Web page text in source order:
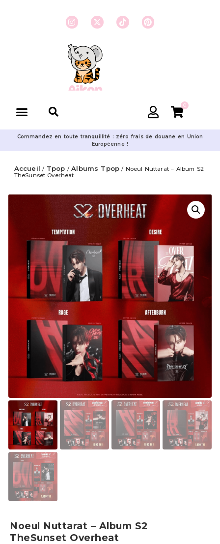
0
Commandez en toute tranquillité : zéro frais de douane en Union
Européenne !
Accueil / Tpop /Albums Tpop/ Noeul Nuttarat – Album S2
TheSunset Overheat
Noeul Nuttarat – Album S2
TheSunset Overheat